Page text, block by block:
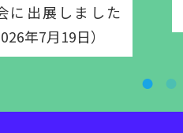
に出展しました
年7月19日）